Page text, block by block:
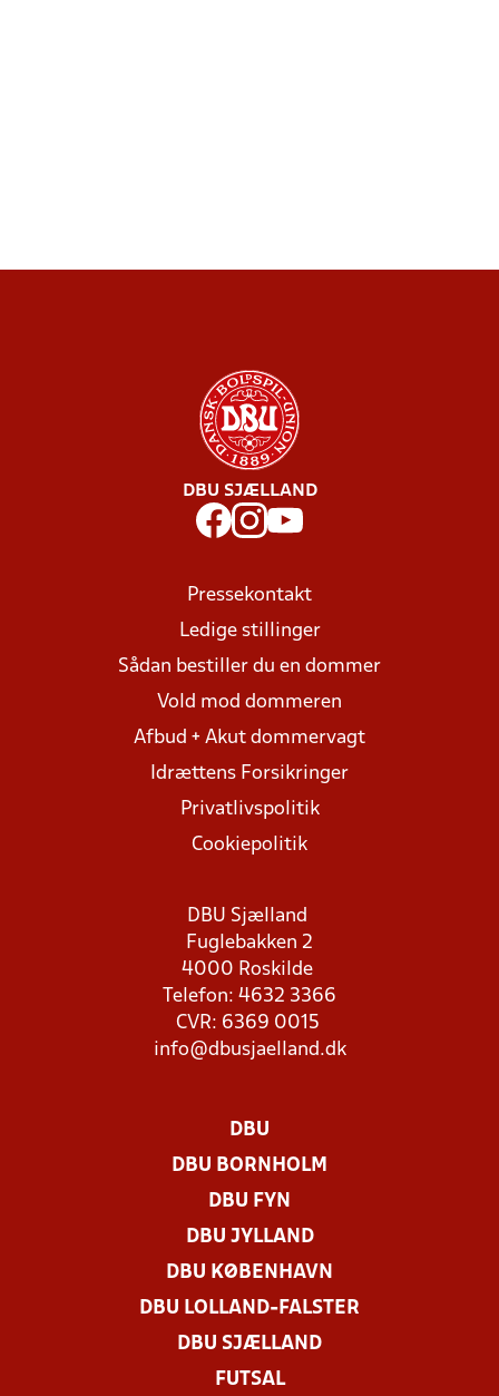
DBU SJÆLLAND
Pressekontakt
Ledige stillinger
Sådan bestiller du en dommer
Vold mod dommeren
Afbud + Akut dommervagt
Idrættens Forsikringer
Privatlivspolitik
Cookiepolitik
DBU Sjælland
Fuglebakken 2
4000 Roskilde
Telefon: 4632 3366
CVR: 6369 0015
info@dbusjaelland.dk
DBU
DBU BORNHOLM
DBU FYN
DBU JYLLAND
DBU KØBENHAVN
DBU LOLLAND-FALSTER
DBU SJÆLLAND
FUTSAL